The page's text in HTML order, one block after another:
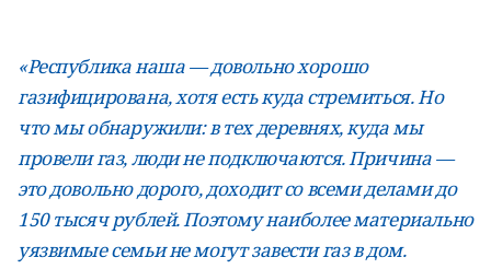
«Республика наша — довольно хорошо
газифицирована, хотя есть куда стремиться. Но
что мы обнаружили: в тех деревнях, куда мы
провели газ, люди не подключаются. Причина —
это довольно дорого, доходит со всеми делами до
150 тысяч рублей. Поэтому наиболее материально
уязвимые семьи не могут завести газ в дом.